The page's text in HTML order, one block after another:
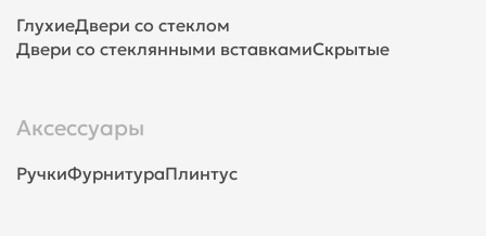
ГлухиеДвери со стеклом
Двери со стеклянными вставкамиСкрытые
Аксессуары
РучкиФурнитураПлинтус